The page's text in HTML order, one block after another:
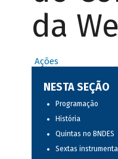
da
Ações
NESTA SEÇÃO
Programação
História
Quintas no BNDES
Sextas